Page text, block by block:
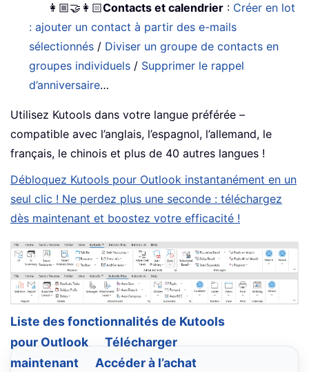
👩🏼‍🤝‍👩🏻Contacts et calendrier : Créer en lot
: ajouter un contact à partir des e-mails
sélectionnés / Diviser un groupe de contacts en
groupes individuels / Supprimer le rappel
d’anniversaire…
Utilisez Kutools dans votre langue préférée –
compatible avec l’anglais, l’espagnol, l’allemand, le
français, le chinois et plus de 40 autres langues !
Débloquez Kutools pour Outlook instantanément en un
seul clic ! Ne perdez plus une seconde : téléchargez
dès maintenant et boostez votre efficacité !
Liste des fonctionnalités de Kutools
pour Outlook
Télécharger
maintenant
Accéder à l’achat